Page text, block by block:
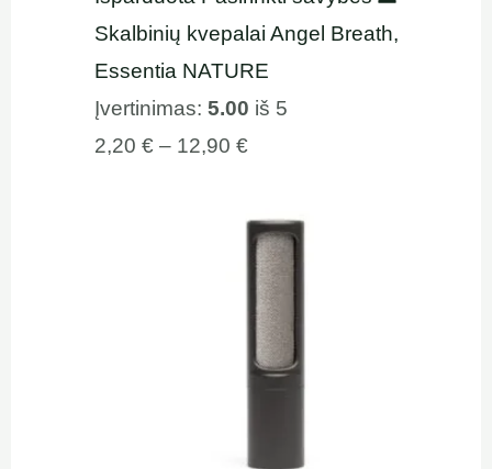
Skalbinių kvepalai Angel Breath,
Essentia NATURE
Įvertinimas:5.00 iš 5
2,20€ – 12,90€